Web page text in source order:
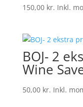
150,00 kr. Inkl.
BOJ- 2
Wine
50,00 kr. Inkl.